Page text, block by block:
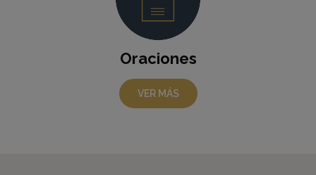
Oraciones
VER MÁS